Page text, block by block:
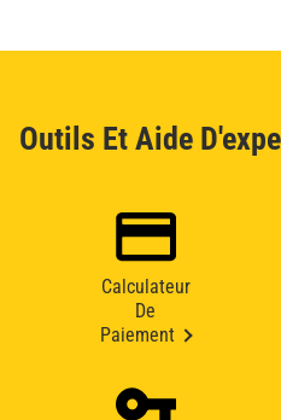
Outils Et Aide
Calculateur
De
Paiement